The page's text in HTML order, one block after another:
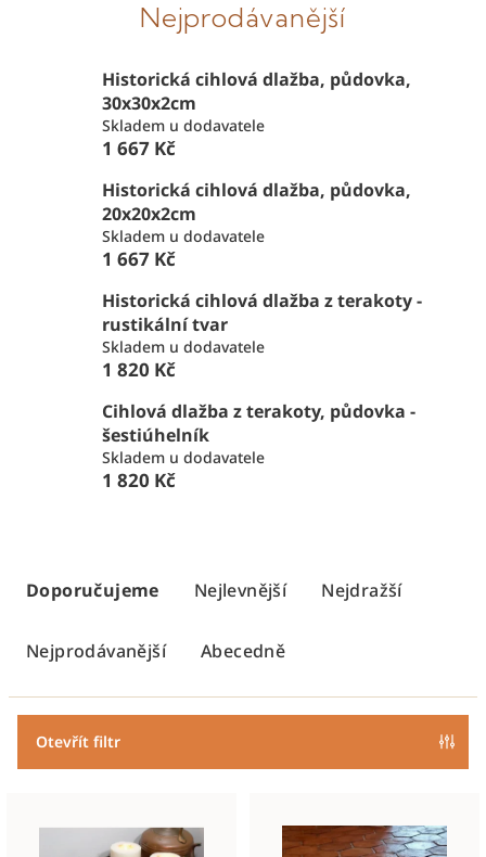
Nejprodávanější
Historická cihlová dlažba, půdovka,
30x30x2cm
Skladem u dodavatele
1 667 Kč
Historická cihlová dlažba, půdovka,
20x20x2cm
Skladem u dodavatele
1 667 Kč
Historická cihlová dlažba z terakoty -
rustikální tvar
Skladem u dodavatele
1 820 Kč
Cihlová dlažba z terakoty, půdovka -
šestiúhelník
Skladem u dodavatele
1 820 Kč
r
Doporučujeme Nejlevnější Nejdražší
Nejprodávanější Abecedně
Otevřít filtr